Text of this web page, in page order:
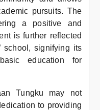
pursuits. The
a positive and
is further reflected
school, signifying its
education for
Tungku may not
to providing